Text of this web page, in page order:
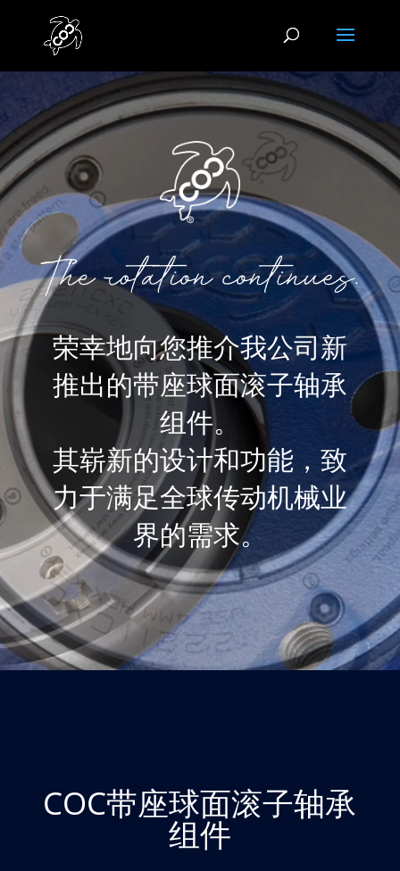
Player
荣幸地向您推介我公司新
推出的带座球面滚子轴承
组件。
其崭新的设计和功能，致
力于满足全球传动机械业
界的需求。
COC带座球面滚子轴承
组件